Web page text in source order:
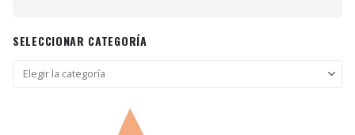
SELECCIONAR CATEGORÍA
Seleccionar
categoría